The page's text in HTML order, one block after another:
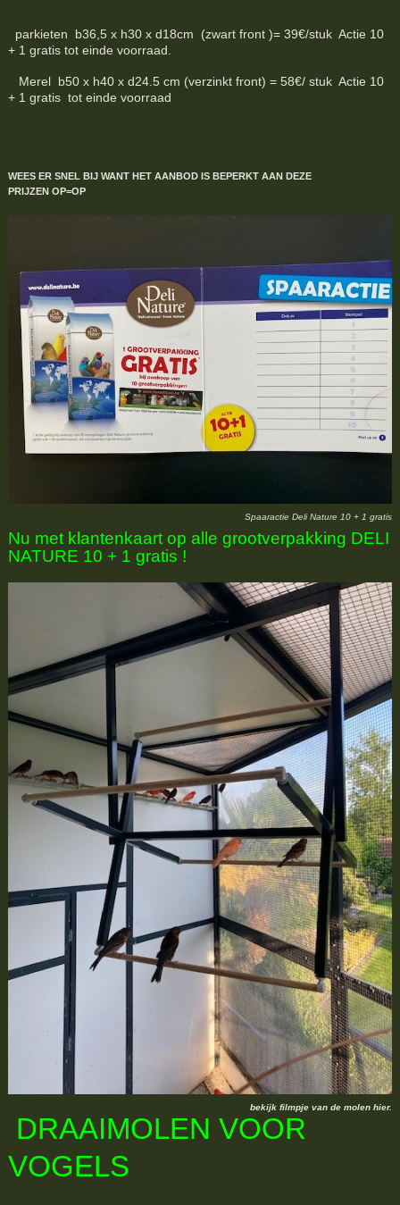
parkieten b36,5 x h30 x d18cm (zwart front )= 39€/stuk Actie 10
+ 1 gratis tot einde voorraad.
Merel b50 x h40 x d24.5 cm (verzinkt front) = 58€/ stuk Actie 10
+ 1 gratis tot einde voorraad
WEES ER SNEL BIJ WANT HET AANBOD IS BEPERKTAAN DEZE
PRIJZEN OP=OP
Spaaractie Deli Nature 10 + 1 gratis
Nu met klantenkaart op alle grootverpakking DELI
NATURE 10 + 1 gratis !
bekijk filmpje van de molen hier.
DRAAIMOLEN VOOR
VOGELS